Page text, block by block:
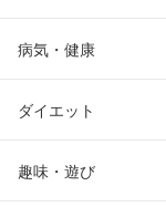
病気・健康
ダイエット
趣味・遊び